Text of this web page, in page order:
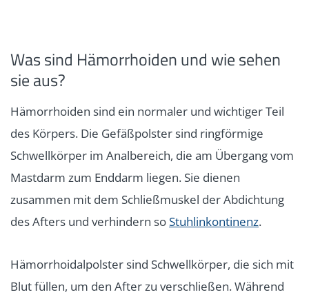
Was sind Hämorrhoiden und wie sehen
sie aus?
Hämorrhoiden sind ein normaler und wichtiger Teil
des Körpers. Die Gefäßpolster sind ringförmige
Schwellkörper im Analbereich, die am Übergang vom
Mastdarm zum Enddarm liegen. Sie dienen
zusammen mit dem Schließmuskel der Abdichtung
des Afters und verhindern soStuhlinkontinenz.
Hämorrhoidalpolster sind Schwellkörper, die sich mit
Blut füllen, um den After zu verschließen. Während